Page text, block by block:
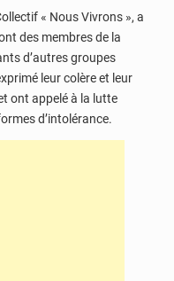
« Nous Vivrons », a
des membres de la
d’autres groupes
leur colère et leur
ont appelé à la lutte
d’intolérance.